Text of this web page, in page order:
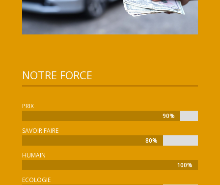
NOTRE FORCE
PRIX
90%
90%
SAVOIR FAIRE
80%
80%
HUMAIN
100%
100%
ECOLOGIE